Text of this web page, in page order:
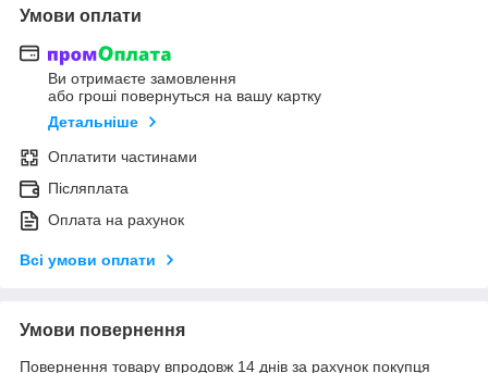
Умови оплати
Ви отримаєте замовлення
або гроші повернуться на вашу картку
Детальніше
Оплатити частинами
Післяплата
Оплата на рахунок
Всі умови оплати
Умови повернення
Повернення товару впродовж 14 днів за рахунок покупця